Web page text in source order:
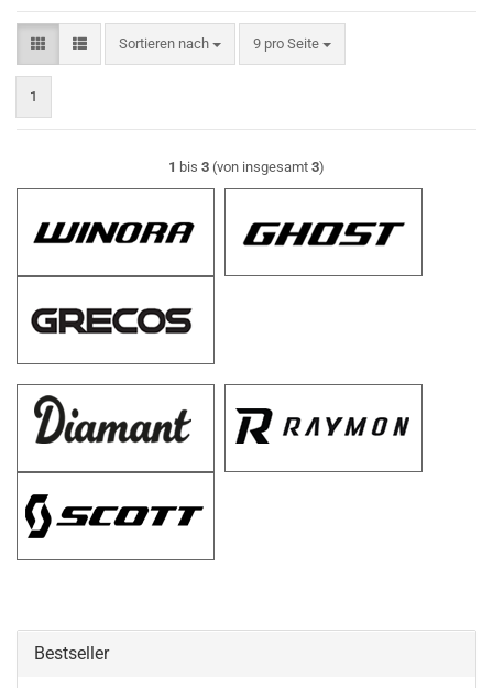
Sortieren nach
Sortieren nach 9 pro Seite
pro Seite
1
1 bis 3 (von insgesamt 3)
Bestseller